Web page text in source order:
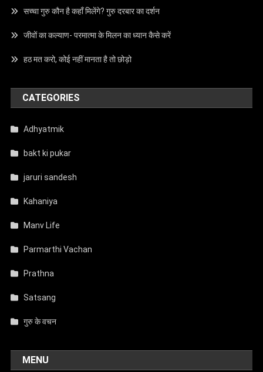
सच्चा गुरु कौन है कहाँ मिलेंगे? गुरु दरबार का दर्शन
जीवों का कल्याण- परमात्मा के मिलन का ध्यान कैसे करें
हठ मत करो, कोई नहीं मानता है तो छोड़ो
CATEGORIES
Adhyatmik
bakt ki pukar
jaruri sandesh
Kahaniya
Manv Life
Parmarthi Vachan
Prathna
Satsang
गुरु के वचन
MENU